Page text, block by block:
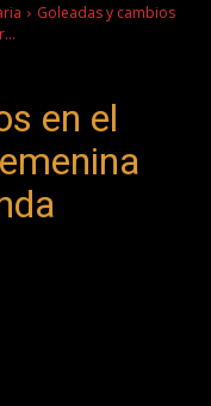
Goleadas y cambios
en el